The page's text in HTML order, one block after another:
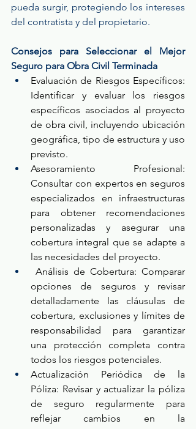
pueda surgir, protegiendo los intereses
del contratista y del propietario.
Consejos para Seleccionar el Mejor
Seguro para Obra Civil Terminada
Evaluación de Riesgos Específicos:
Identificar y evaluar los riesgos
específicos asociados al proyecto
de obra civil, incluyendo ubicación
geográfica, tipo de estructura y uso
previsto.
Asesoramiento Profesional:
Consultar con expertos en seguros
especializados en infraestructuras
para obtener recomendaciones
personalizadas y asegurar una
cobertura integral que se adapte a
las necesidades del proyecto.
Análisis de Cobertura: Comparar
opciones de seguros y revisar
detalladamente las cláusulas de
cobertura, exclusiones y límites de
responsabilidad para garantizar
una protección completa contra
todos los riesgos potenciales.
Actualización Periódica de la
Póliza: Revisar y actualizar la póliza
de seguro regularmente para
reflejar cambios en la